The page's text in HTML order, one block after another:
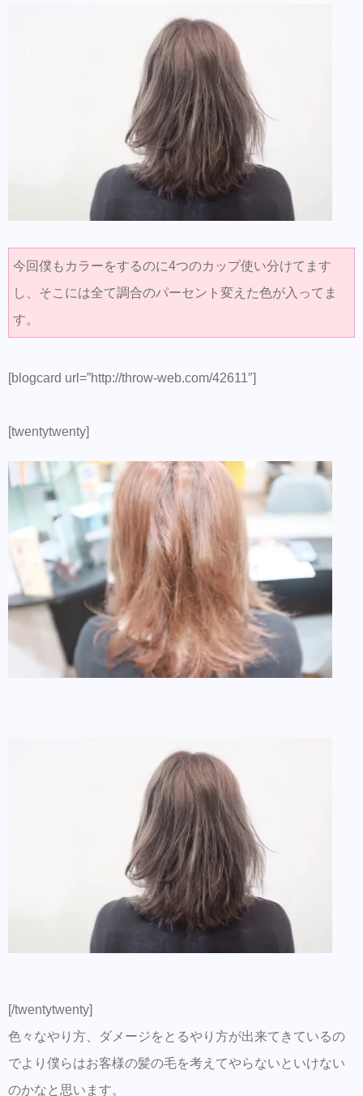
今回僕もカラーをするのに4つのカップ使い分けてます
し、そこには全て調合のパーセント変えた色が入ってま
す。
[blogcard url=”http://throw-web.com/42611″]
[twentytwenty]
[/twentytwenty]
色々なやり方、ダメージをとるやり方が出来てきているの
でより僕らはお客様の髪の毛を考えてやらないといけない
のかなと思います。